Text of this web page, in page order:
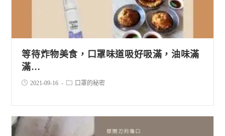
等待炸物美食，口罩味道吸好吸滿，油味滿
滿…
2021-09-16 口罩的秘密